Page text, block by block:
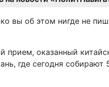
вы об этом нигде не
прием, оказанный
где сегодня собирают